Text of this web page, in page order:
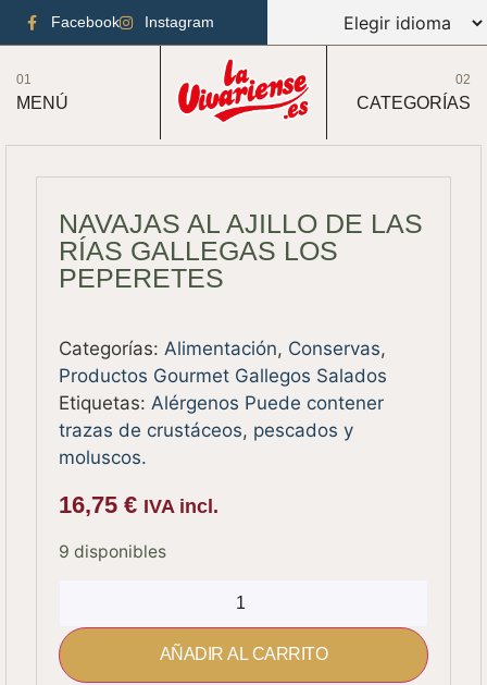
Facebook Instagram
01
MENÚ
02
CATEGORÍAS
NAVAJAS AL AJILLO DE LAS
RÍAS GALLEGAS LOS
PEPERETES
Categorías: Alimentación, Conservas,
Productos Gourmet Gallegos Salados
Etiquetas: Alérgenos Puede contener
trazas de crustáceos, pescados y
moluscos.
16,75€ IVA incl.
9 disponibles
AÑADIR AL CARRITO